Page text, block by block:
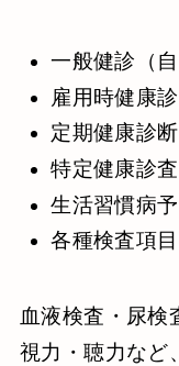
一般健診（自
雇用時健康
定期健康診
特定健康診査
生活習慣病
各種検査項
血液検査・尿検
視力・聴力など